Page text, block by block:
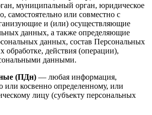
муниципальный орган, юридическое
самостоятельно или совместно с
и (или) осуществляющие
данных, а также определяющие
данных, состав Персональных
действия (операции),
данными.
(ПДн) — любая информация,
или косвенно определенному, или
лицу (субъекту персональных